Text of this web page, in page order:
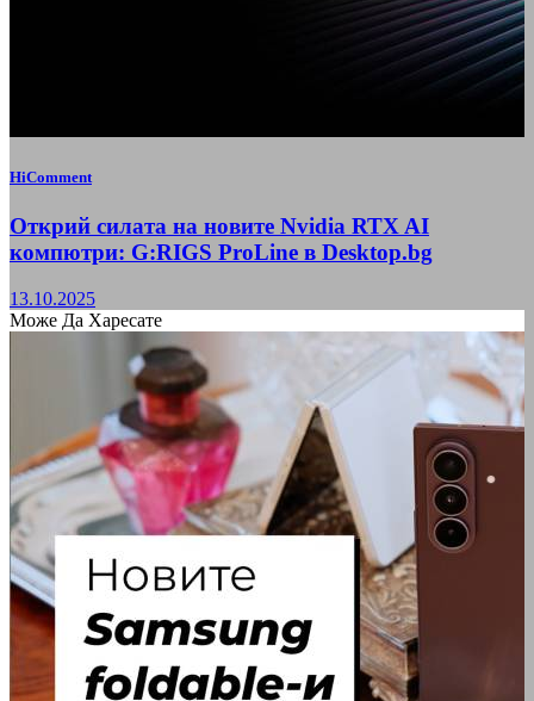
HiComment
Открий силата на новите Nvidia RTX AI
компютри: G:RIGS ProLine в Desktop.bg
13.10.2025
Може Да Харесате